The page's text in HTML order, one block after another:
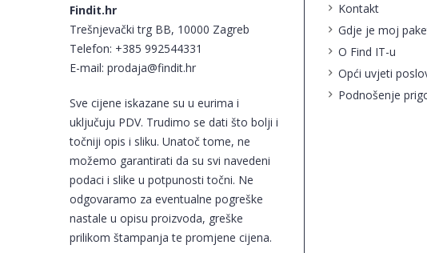
Findit.hr
Trešnjevački trg BB, 10000 Zagreb
Telefon: +385 992544331
E-mail: prodaja@findit.hr
Sve cijene iskazane su u eurima i
uključuju PDV. Trudimo se dati što bolji i
točniji opis i sliku. Unatoč tome, ne
možemo garantirati da su svi navedeni
podaci i slike u potpunosti točni. Ne
odgovaramo za eventualne pogreške
nastale u opisu proizvoda, greške
prilikom štampanja te promjene cijena.
Kontakt
Gdje je moj
O Find IT-u
Opći uvjeti
Podnošenje